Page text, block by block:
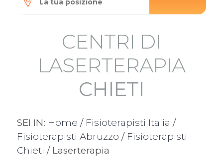
CENTRI DI
LASERTERAPIA
CHIETI
SEI IN: Home / Fisioterapisti Italia /
Fisioterapisti Abruzzo / Fisioterapisti
Chieti / Laserterapia